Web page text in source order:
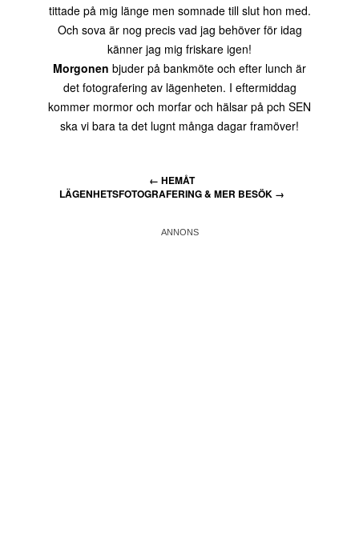
tittade på mig länge men somnade till slut hon med.
Och sova är nog precis vad jag behöver för idag
känner jag mig friskare igen!
Morgonen bjuder på bankmöte och efter lunch är
det fotografering av lägenheten. I eftermiddag
kommer mormor och morfar och hälsar på pch SEN
ska vi bara ta det lugnt många dagar framöver!
← HEMÅT
LÄGENHETSFOTOGRAFERING & MER BESÖK →